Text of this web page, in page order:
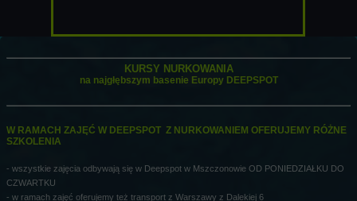
KURSY NURKOWANIA
na najgłębszym basenie Europy DEEPSPOT
W RAMACH ZAJĘĆ W DEEPSPOT Z NURKOWANIEM OFERUJEMY RÓŻNE
SZKOLENIA
- wszystkie zajęcia odbywają się w Deepspot w Mszczonowie OD PONIEDZIAŁKU DO
CZWARTKU
- w ramach zajęć oferujemy też transport z Warszawy z Dalekiej 6